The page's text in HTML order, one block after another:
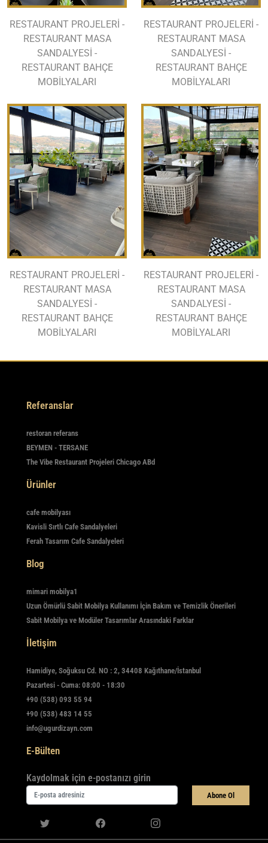
RESTAURANT PROJELERİ -
RESTAURANT MASA
SANDALYESİ -
RESTAURANT BAHÇE
MOBİLYALARI
RESTAURANT PROJELERİ -
RESTAURANT MASA
SANDALYESİ -
RESTAURANT BAHÇE
MOBİLYALARI
RESTAURANT PROJELERİ -
RESTAURANT MASA
SANDALYESİ -
RESTAURANT BAHÇE
MOBİLYALARI
RESTAURANT PROJELERİ -
RESTAURANT MASA
SANDALYESİ -
RESTAURANT BAHÇE
MOBİLYALARI
Referanslar
restoran referans
BEYMEN - TERSANE
The Vibe Restaurant Projeleri Chicago ABd
Ürünler
cafe mobilyası
Kavisli Sırtlı Cafe Sandalyeleri
Ferah Tasarım Cafe Sandalyeleri
Blog
mimari mobilya1
Uzun Ömürlü Sabit Mobilya Kullanımı İçin Bakım ve Temizlik Önerileri
Sabit Mobilya ve Modüler Tasarımlar Arasındaki Farklar
İletişim
Hamidiye, Soğuksu Cd. NO : 2, 34408 Kağıthane/İstanbul
Pazartesi - Cuma: 08:00 - 18:30
+90 (538) 093 55 94
+90 (538) 483 14 55
info@ugurdizayn.com
E-Bülten
Kaydolmak için e-postanızı girin
Abone Ol